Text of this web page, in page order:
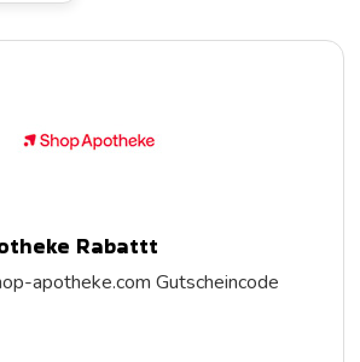
Rabattt
apotheke.com Gutscheincode